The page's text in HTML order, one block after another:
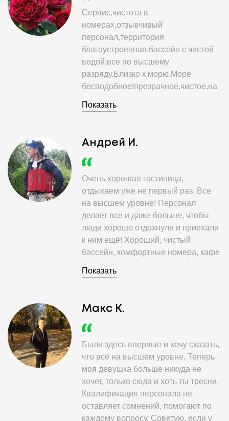
Сервис,чистота в
номерах,отзывчивый
персонал,территория
благоустроенная,бассейн с чистой
водой,все по высшему
разряду.Близко к морю.Море
бесподобное!прозрачное,чистое,на
отель!
Показать
Андрей И.
Очень хорошая гостиница,
отдыхаем уже не первый раз. Все
на высшем уровне! Персонал
делает все и даже больше, чтобы
люди хорошо отдохнули и приехали
к ним ещё! Хороший, чистый
бассейн, комфортные номера, кафе
течение дня, специальное место
постирать в общей стиральной
машинке, погладить без проблем.
ко всем клиентам и решает вопросы
в пользу отдыхающих. Мы очень
довольны отдыхом!!! Спасибо,
"Мираж+"!!!
Показать
Макс К.
Были здесь впервые и хочу сказать,
что всё на высшем уровне. Теперь
моя девушка больше никуда не
хочет, только сюда и хоть ты тресни.
Квалификация персонала не
оставляет сомнений, помогают по
каждому вопросу. Советую, если у